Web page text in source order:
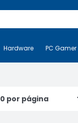
Ninja Hardware
Hardware PC Gamer